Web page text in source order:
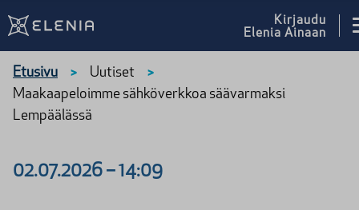
Siirry sisältöön
Kirjaudu
Elenia Ainaan
Etusivu > Uutiset >
Maakaapeloimme sähköverkkoa säävarmaksi
Lempäälässä
02.07.2026 –14:09